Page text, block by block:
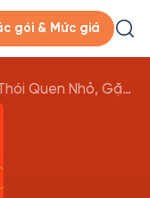
gói & Mức giá
Gieo Thói Quen Nhỏ, Gặt Thành Công Lớn